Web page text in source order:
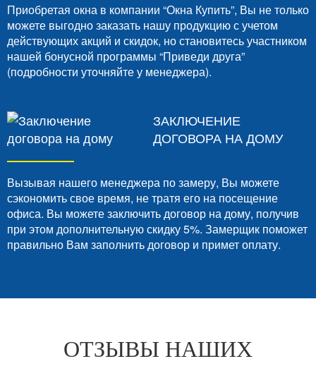
Приобретая окна в компании “Окна Купить”, Вы не только
можете выгодно заказать нашу продукцию с учетом
действующих акций и скидок, но становитесь участником
нашей бонусной программы “Приведи друга”
(подробности уточняйте у менеджера).
ЗАКЛЮЧЕНИЕ
ДОГОВОРА НА ДОМУ
Вызывая нашего менеджера по замеру, Вы можете
сэкономить свое время, не тратя его на посещение
офиса. Вы можете заключить договор на дому, получив
при этом дополнительную скидку 5%. Замерщик поможет
правильно Вам заполнить договор и примет оплату.
ОТЗЫВЫ НАШИХ